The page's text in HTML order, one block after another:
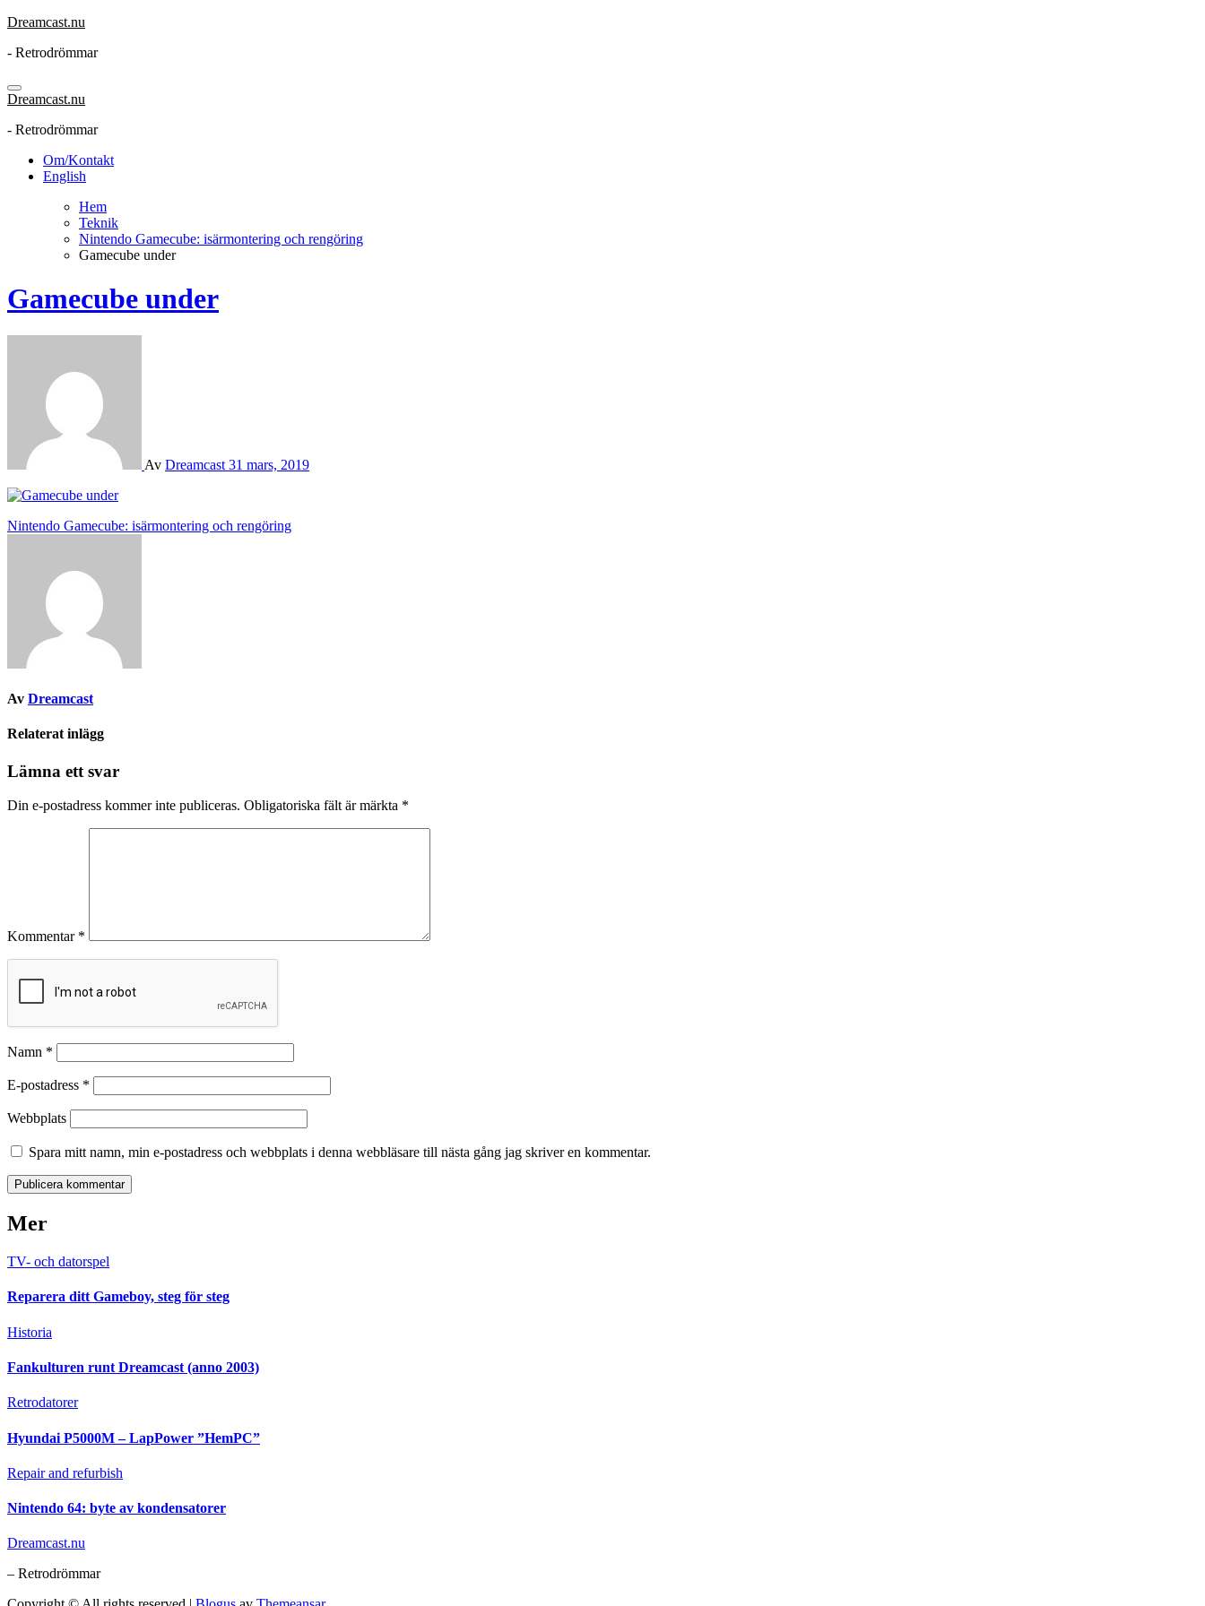
Hoppa
innehåll
Dreamcast.nu
- Retrodrömmar
Dreamcast.nu
- Retrodrömmar
Om/Kontakt
English
Hem
Teknik
Nintendo Gamecube: isärmontering och rengöring
Gamecube under
Gamecube under
Av Dreamcast 31 mars, 2019
Inläggsnavigering
Nintendo Gamecube: isärmontering och rengöring
Av Dreamcast
Relaterat inlägg
Lämna ett svar
Din e-postadress kommer inte publiceras. Obligatoriska fält är märkta *
Kommentar *
Namn *
E-postadress *
Webbplats
Spara mitt namn, min e-postadress och webbplats i denna webbläsare till nästa gång jag skriver en kommentar.
Mer
TV- och datorspel
Reparera ditt Gameboy, steg för steg
Historia
Fankulturen runt Dreamcast (anno 2003)
Retrodatorer
Hyundai P5000M – LapPower ”HemPC”
Repair and refurbish
Nintendo 64: byte av kondensatorer
Dreamcast.nu
– Retrodrömmar